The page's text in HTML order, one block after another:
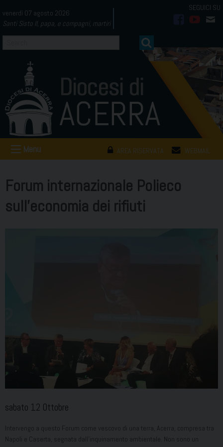
to
content
venerdì 07 agosto 2026
Santi Sisto II, papa, e compagni, martiri
AREA RISERVATA WEBMAIL
Menu
Forum internazionale Polieco
sull’economia dei rifiuti
sabato 12 Ottobre
Intervengo a questo Forum come vescovo di una terra, Acerra, compresa tra
Napoli e Caserta, segnata dall’inquinamento ambientale. Non sono un